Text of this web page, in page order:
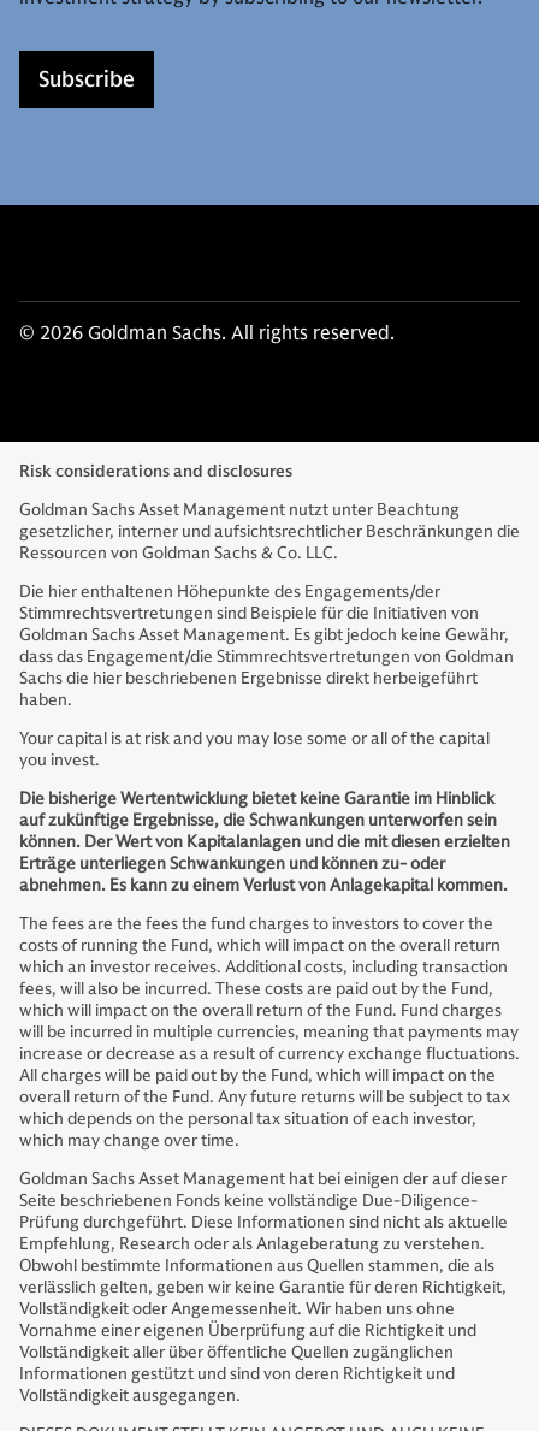
Subscribe
© 2026 Goldman Sachs. All rights reserved.
Risk considerations and disclosures
Goldman Sachs Asset Management nutzt unter Beachtung
gesetzlicher, interner und aufsichtsrechtlicher Beschränkungen die
Ressourcen von Goldman Sachs & Co. LLC.
Die hier enthaltenen Höhepunkte des Engagements/der
Stimmrechtsvertretungen sind Beispiele für die Initiativen von
Goldman Sachs Asset Management. Es gibt jedoch keine Gewähr,
dass das Engagement/die Stimmrechtsvertretungen von Goldman
Sachs die hier beschriebenen Ergebnisse direkt herbeigeführt
haben.
Your capital is at risk and you may lose some or all of the capital
you invest.
Die bisherige Wertentwicklung bietet keine Garantie im Hinblick
auf zukünftige Ergebnisse, die Schwankungen unterworfen sein
können. Der Wert von Kapitalanlagen und die mit diesen erzielten
Erträge unterliegen Schwankungen und können zu- oder
abnehmen. Es kann zu einem Verlust von Anlagekapital kommen.
The fees are the fees the fund charges to investors to cover the
costs of running the Fund, which will impact on the overall return
which an investor receives. Additional costs, including transaction
fees, will also be incurred. These costs are paid out by the Fund,
which will impact on the overall return of the Fund. Fund charges
will be incurred in multiple currencies, meaning that payments may
increase or decrease as a result of currency exchange fluctuations.
All charges will be paid out by the Fund, which will impact on the
overall return of the Fund. Any future returns will be subject to tax
which depends on the personal tax situation of each investor,
which may change over time.
Goldman Sachs Asset Management hat bei einigen der auf dieser
Seite beschriebenen Fonds keine vollständige Due-Diligence-
Prüfung durchgeführt. Diese Informationen sind nicht als aktuelle
Empfehlung, Research oder als Anlageberatung zu verstehen.
Obwohl bestimmte Informationen aus Quellen stammen, die als
verlässlich gelten, geben wir keine Garantie für deren Richtigkeit,
Vollständigkeit oder Angemessenheit. Wir haben uns ohne
Vornahme einer eigenen Überprüfung auf die Richtigkeit und
Vollständigkeit aller über öffentliche Quellen zugänglichen
Informationen gestützt und sind von deren Richtigkeit und
Vollständigkeit ausgegangen.